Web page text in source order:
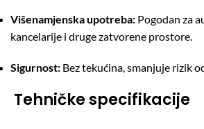
Višenamjenska upotreba: Pogodan za
kancelarije i druge zatvorene prostore.
Sigurnost: Bez tekućina, smanjuje rizik
Tehničke specifikacije